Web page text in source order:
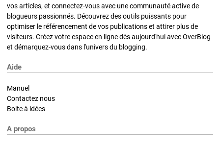
vos articles, et connectez-vous avec une communauté active de
blogueurs passionnés. Découvrez des outils puissants pour
optimiser le référencement de vos publications et attirer plus de
visiteurs. Créez votre espace en ligne dès aujourd'hui avec OverBlog
et démarquez-vous dans l'univers du blogging.
Aide
Manuel
Contactez nous
Boite à idées
A propos